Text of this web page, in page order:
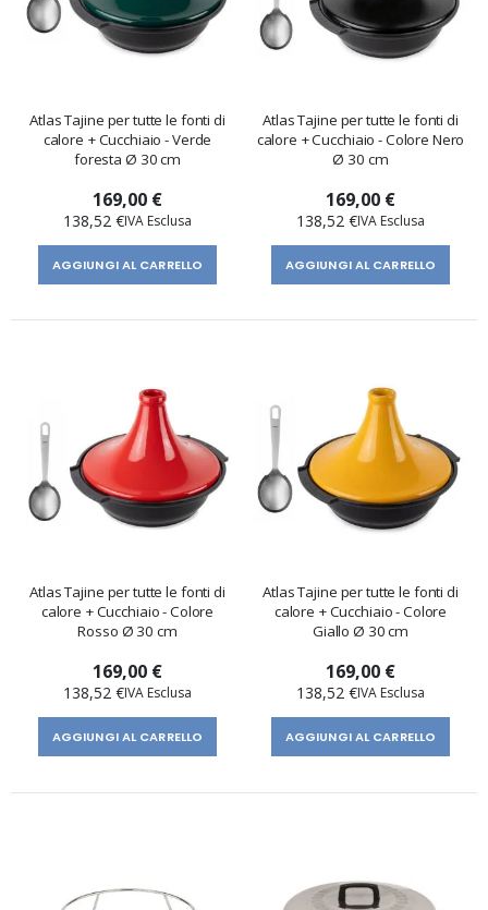
Atlas Tajine per tutte le fonti di
calore + Cucchiaio - Verde
foresta Ø 30 cm
169,00 €
138,52 €
AGGIUNGI AL CARRELLO
Atlas Tajine per tutte le fonti di
calore + Cucchiaio - Colore Nero
Ø 30 cm
169,00 €
138,52 €
AGGIUNGI AL CARRELLO
Atlas Tajine per tutte le fonti di
calore + Cucchiaio - Colore
Rosso Ø 30 cm
169,00 €
138,52 €
AGGIUNGI AL CARRELLO
Atlas Tajine per tutte le fonti di
calore + Cucchiaio - Colore
Giallo Ø 30 cm
169,00 €
138,52 €
AGGIUNGI AL CARRELLO